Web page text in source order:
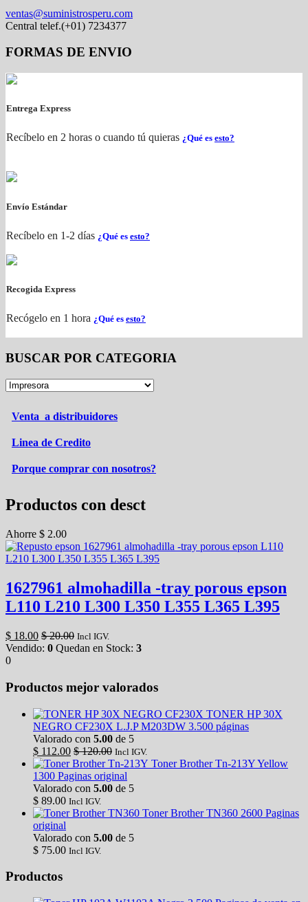
ventas@suministrosperu.com
Central telef.(+01) 7234377
FORMAS DE ENVIO
Entrega Express
Recíbelo en 2 horas o cuando tú quieras ¿Qué es esto?
Envío Estándar
Recíbelo en 1-2 días ¿Qué es esto?
Recogida Express
Recógelo en 1 hora ¿Qué es esto?
BUSCAR POR CATEGORIA
Venta a distribuidores
Linea de Credito
Porque comprar con nosotros?
Productos con desct
Ahorre $ 2.00
1627961 almohadilla -tray porous epson
L110 L210 L300 L350 L355 L365 L395
$ 18.00 $20.00 Incl IGV.
Vendido: 0 Quedan en Stock: 3
0
Productos mejor valorados
TONER HP 30X
NEGRO CF230X L.J.P M203DW 3.500 páginas
Valorado con 5.00 de 5
$ 112.00 $120.00 Incl IGV.
Toner Brother Tn-213Y Yellow
1300 Paginas original
Valorado con 5.00 de 5
$ 89.00 Incl IGV.
Toner Brother TN360 2600 Paginas
original
Valorado con 5.00 de 5
$ 75.00 Incl IGV.
Productos